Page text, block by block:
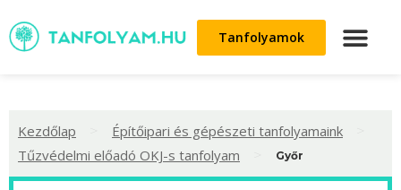
Tanfolyamok
Kezdőlap Építőipari és gépészeti tanfolyamaink
Tűzvédelmi előadó OKJ-s tanfolyam Győr